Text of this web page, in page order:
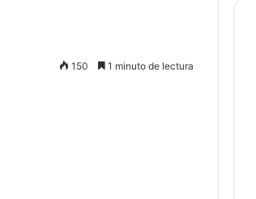
150 1 minuto de lectura